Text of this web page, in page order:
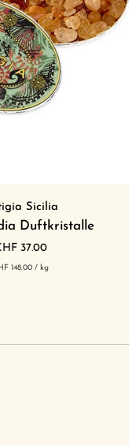
Sicilia
Duftkristalle
37.00
148.00 /pro
kg